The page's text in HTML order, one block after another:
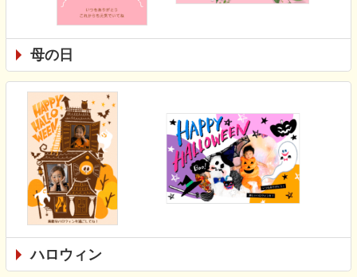
母の日
ハロウィン